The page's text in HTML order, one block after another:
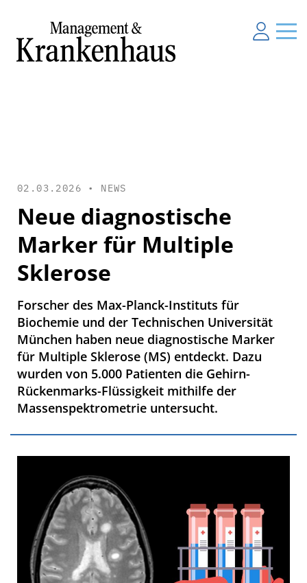
02.03.2026 • NEWS
Neue diagnostische
Marker für Multiple
Sklerose
Forscher des Max-Planck-Instituts für
Biochemie und der Technischen Universität
München haben neue diagnostische Marker
für Multiple Sklerose (MS) entdeckt. Dazu
wurden von 5.000 Patienten die Gehirn-
Rückenmarks-Flüssigkeit mithilfe der
Massenspektrometrie untersucht.